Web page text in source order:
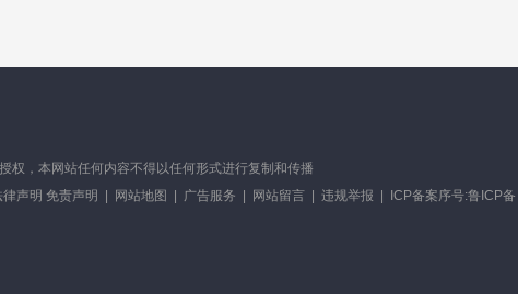
，本网站任何内容不得以任何形式进行复制和传播
律声明 免责声明 网站地图 广告服务 网站留言| 违规举报 ICP备案序号:鲁ICP备